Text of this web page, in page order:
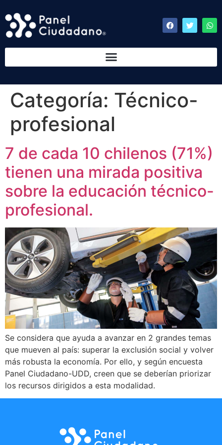
Categoría: Técnico-
profesional
7 de cada 10 chilenos (71%)
tienen una mirada positiva
sobre la educación técnico-
profesional.
Se considera que ayuda a avanzar en 2 grandes temas
que mueven al país: superar la exclusión social y volver
más robusta la economía. Por ello, y según encuesta
Panel Ciudadano-UDD, creen que se deberían priorizar
los recursos dirigidos a esta modalidad.